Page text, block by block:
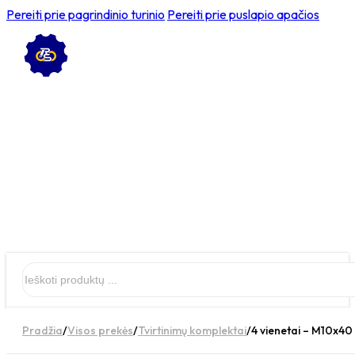
Pereiti prie pagrindinio turinio Pereiti prie puslapio apačios
Pradžia/Visos prekės/Tvirtinimų komplektai/4 vienetai –